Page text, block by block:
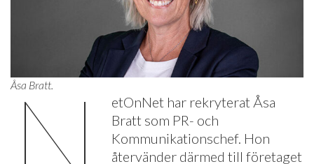
Åsa Bratt.
etOnNet har rekryterat Åsa
Bratt som PR- och
Kommunikationschef. Hon
återvänder därmed till företaget